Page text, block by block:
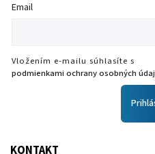
Email
Vložením e-mailu súhlasíte s
podmienkami ochrany osobných